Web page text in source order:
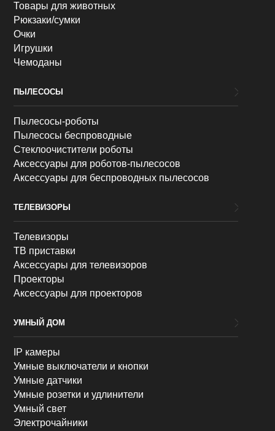
Товары для животных
Рюкзаки/сумки
Очки
Игрушки
Чемоданы
ПЫЛЕСОСЫ
Пылесосы-роботы
Пылесосы беспроводные
Стеклоочистители роботы
Аксессуары для роботов-пылесосов
Аксессуары для беспроводных пылесосов
ТЕЛЕВИЗОРЫ
Телевизоры
ТВ приставки
Аксессуары для телевизоров
Проекторы
Аксессуары для проекторов
УМНЫЙ ДОМ
IP камеры
Умные выключатели и кнопки
Умные датчики
Умные розетки и удлинители
Умный свет
Электрочайники